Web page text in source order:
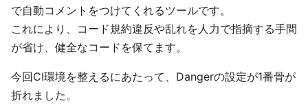
で自動コメントをつけてくれるツールです。
これにより、コード規約違反や乱れを人力で指摘する手間
が省け、健全なコードを保てます。
今回CI環境を整えるにあたって、Dangerの設定が1番骨が
折れました。